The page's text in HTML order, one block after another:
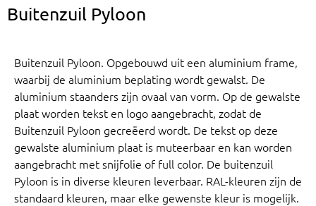
Buitenzuil Pyloon
Buitenzuil Pyloon. Opgebouwd uit een aluminium frame,
waarbij de aluminium beplating wordt gewalst. De
aluminium staanders zijn ovaal van vorm. Op de gewalste
plaat worden tekst en logo aangebracht, zodat de
Buitenzuil Pyloon gecreëerd wordt. De tekst op deze
gewalste aluminium plaat is muteerbaar en kan worden
aangebracht met snijfolie of full color. De buitenzuil
Pyloon is in diverse kleuren leverbaar. RAL-kleuren zijn de
standaard kleuren, maar elke gewenste kleur is mogelijk.